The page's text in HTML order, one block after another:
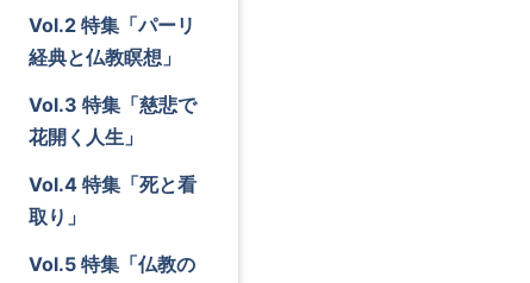
Vol.2 特集「パーリ
経典と仏教瞑想」
Vol.3 特集「慈悲で
花開く人生」
Vol.4 特集「死と看
取り」
Vol.5 特集「仏教の